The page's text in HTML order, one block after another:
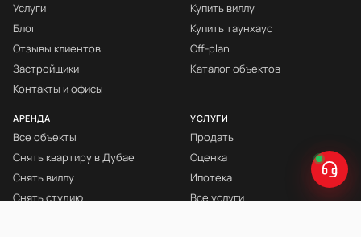
Услуги
Блог
Отзывы клиентов
Застройщики
Контакты и офисы
Купить виллу
Купить таунхаус
Off-plan
Каталог объектов
АРЕНДА
Все объекты
Снять квартиру в Дубае
Снять виллу
Снять студию
УСЛУГИ
Продать
Оценка
Ипотека
Все услуги